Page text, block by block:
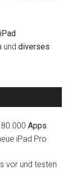
iPad
unddiverses
80.000Apps
iPad Pro
vor und testen